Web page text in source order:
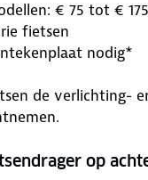
€ 75 tot € 175
fietsen
nodig*
de verlichting-
op